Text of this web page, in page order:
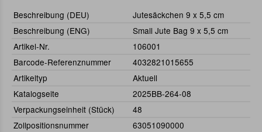
Beschreibung (DEU)
Jutesäckchen 9 x 5,5 cm
Beschreibung (ENG)
Small Jute Bag 9 x 5,5 cm
Artikel-Nr.
106001
Barcode-Referenznummer
4032821015655
Artikeltyp
Aktuell
Katalogseite
2025BB-264-08
Verpackungseinheit (Stück)
48
Zollpositionsnummer
63051090000